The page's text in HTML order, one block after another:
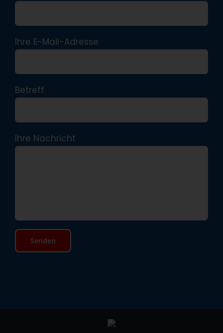
Ihre E-Mail-Adresse
Betreff
Ihre Nachricht